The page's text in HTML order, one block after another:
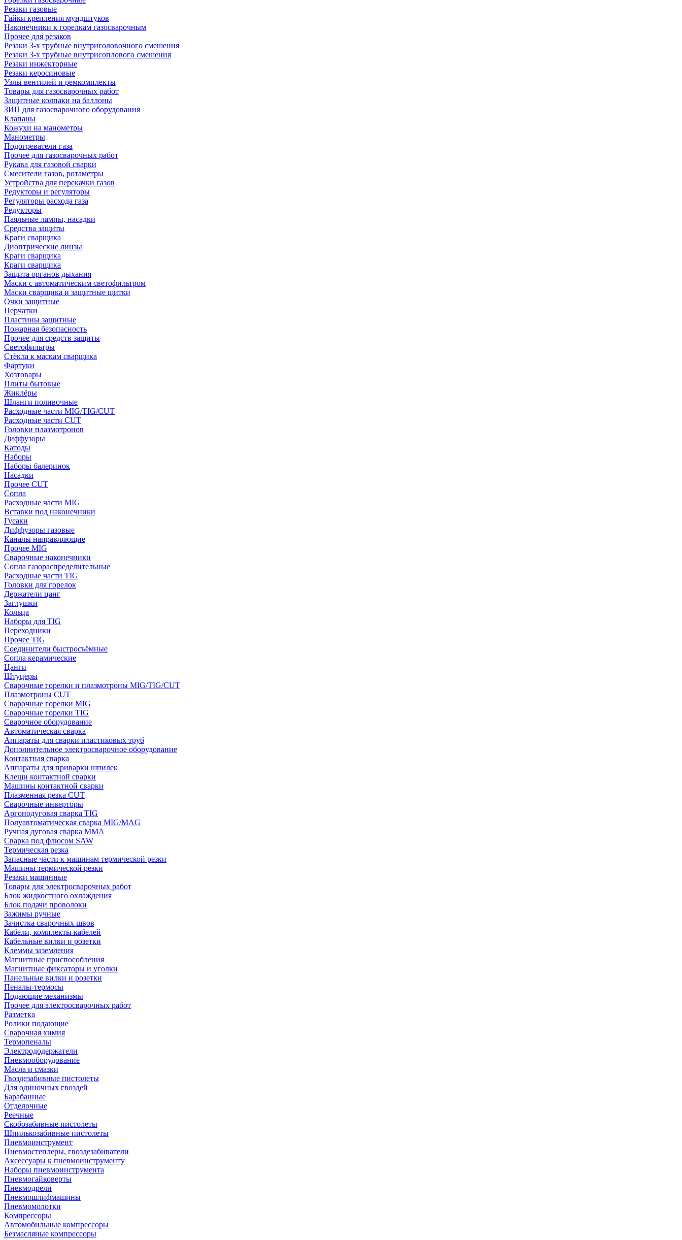
Резаки газовые
Гайки крепления мундштуков
Наконечники к горелкам газосварочным
Прочее для резаков
Резаки 3-х трубные внутриголовочного смешения
Резаки 3-х трубные внутрисоплового смешения
Резаки инжекторные
Резаки керосиновые
Узлы вентилей и ремкомплекты
Товары для газосварочных работ
Защитные колпаки на баллоны
ЗИП для газосварочного оборудования
Клапаны
Кожухи на манометры
Манометры
Подогреватели газа
Прочее для газосварочных работ
Рукава для газовой сварки
Смесители газов, ротаметры
Устройства для перекачки газов
Редукторы и регуляторы
Регуляторы расхода газа
Редукторы
Паяльные лампы, насадки
Средства защиты
Краги сварщика
Диоптрические линзы
Краги сварщика
Краги сварщика
Защита органов дыхания
Маски с автоматическим светофильтром
Маски сварщика и защитные щитки
Очки защитные
Перчатки
Пластины защитные
Пожарная безопасность
Прочее для средств защиты
Светофильтры
Стёкла к маскам сварщика
Фартуки
Хозтовары
Плиты бытовые
Жиклёры
Шланги поливочные
Расходные части MIG/TIG/CUT
Расходные части CUT
Головки плазмотронов
Диффузоры
Катоды
Наборы
Наборы балеринок
Насадки
Прочее CUT
Сопла
Расходные части MIG
Вставки под наконечники
Гусаки
Диффузоры газовые
Каналы направляющие
Прочее MIG
Сварочные наконечники
Сопла газораспределительные
Расходные части TIG
Головки для горелок
Держатели цанг
Заглушки
Кольца
Наборы для TIG
Переходники
Прочее TIG
Соединители быстросъёмные
Сопла керамические
Цанги
Штуцеры
Сварочные горелки и плазмотроны MIG/TIG/CUT
Плазмотроны CUT
Сварочные горелки MIG
Сварочные горелки TIG
Сварочное оборудование
Автоматическая сварка
Аппараты для сварки пластиковых труб
Дополнительное электросварочное оборудование
Контактная сварка
Аппараты для приварки шпилек
Клещи контактной сварки
Машины контактной сварки
Плазменная резка CUT
Сварочные инверторы
Аргонодуговая сварка TIG
Полуавтоматическая сварка MIG/MAG
Ручная дуговая сварка MMA
Сварка под флюсом SAW
Термическая резка
Запасные части к машинам термической резки
Машины термической резки
Резаки машинные
Товары для электросварочных работ
Блок жидкостного охлаждения
Блок подачи проволоки
Зажимы ручные
Зачистка сварочных швов
Кабели, комплекты кабелей
Кабельные вилки и розетки
Клеммы заземления
Магнитные приспособления
Магнитные фиксаторы и уголки
Панельные вилки и розетки
Пеналы-термосы
Подающие механизмы
Прочее для электросварочных работ
Разметка
Ролики подающие
Сварочная химия
Термопеналы
Электрододержатели
Пневмооборудование
Масла и смазки
Гвоздезабивные пистолеты
Для одиночных гвоздей
Барабанные
Отделочные
Реечные
Скобозабивные пистолеты
Шпилькозабивные пистолеты
Пневмоинструмент
Пневмостеплеры, гвоздезабиватели
Аксессуары к пневмоинструменту
Наборы пневмоинструмента
Пневмогайковерты
Пневмодрели
Пневмошлифмашины
Пневмомолотки
Компрессоры
Автомобильные компрессоры
Безмасляные компрессоры